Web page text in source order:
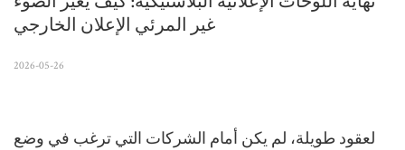
نهاية اللوحات الإعلانية البلاستيكية: كيف يُغير الضوء
غير المرئي الإعلان الخارجي
2026-05-26
لعقود طويلة، لم يكن أمام الشركات التي ترغب في وضع